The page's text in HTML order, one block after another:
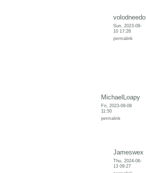
volodneedo
Sun, 2023-09-
10 17:28
permalink
MichaelLoapy
Fri, 2023-09-08
11:50
permalink
Jameswex
Thu, 2024-06-
13 09:27